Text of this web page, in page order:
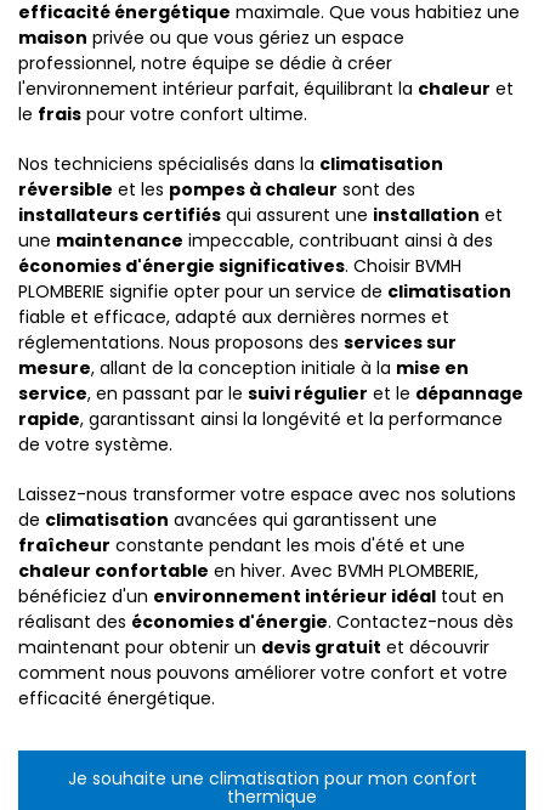
efficacité énergétique maximale. Que vous habitiez une
maison privée ou que vous gériez un espace
professionnel, notre équipe se dédie à créer
l'environnement intérieur parfait, équilibrant la chaleur et
le frais pour votre confort ultime.
Nos techniciens spécialisés dans la climatisation
réversible et les pompes à chaleur sont des
installateurs certifiés qui assurent une installation et
une maintenance impeccable, contribuant ainsi à des
économies d'énergie significatives. Choisir BVMH
PLOMBERIE signifie opter pour un service de climatisation
fiable et efficace, adapté aux dernières normes et
réglementations. Nous proposons des services sur
mesure, allant de la conception initiale à la mise en
service, en passant par le suivi régulier et le dépannage
rapide, garantissant ainsi la longévité et la performance
de votre système.
Laissez-nous transformer votre espace avec nos solutions
de climatisation avancées qui garantissent une
fraîcheur constante pendant les mois d'été et une
chaleur confortable en hiver. Avec BVMH PLOMBERIE,
bénéficiez d'un environnement intérieur idéal tout en
réalisant des économies d'énergie. Contactez-nous dès
maintenant pour obtenir un devis gratuit et découvrir
comment nous pouvons améliorer votre confort et votre
efficacité énergétique.
Je souhaite une climatisation pour mon confort
thermique